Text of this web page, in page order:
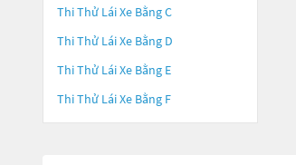
Thi Thử Lái Xe Bằng C
Thi Thử Lái Xe Bằng D
Thi Thử Lái Xe Bằng E
Thi Thử Lái Xe Bằng F